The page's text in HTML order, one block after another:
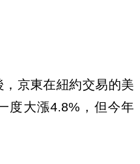
京東在紐約交易的美
度大漲4.8%，但今年